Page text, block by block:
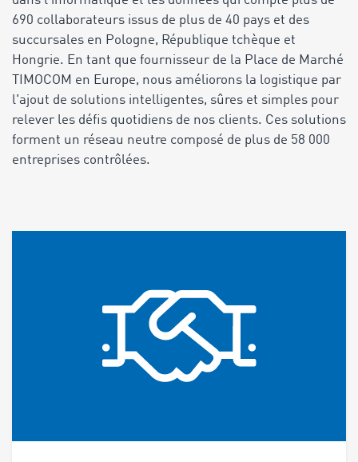
690 collaborateurs issus de plus de 40 pays et des
succursales en Pologne, République tchèque et
Hongrie. En tant que fournisseur de la Place de Marché
TIMOCOM en Europe, nous améliorons la logistique par
l'ajout de solutions intelligentes, sûres et simples pour
relever les défis quotidiens de nos clients. Ces solutions
forment un réseau neutre composé de plus de 58 000
entreprises contrôlées.